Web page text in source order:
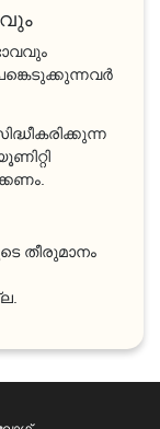
പങ്കെടുക്കുന്നവർ
തീരുമാനം